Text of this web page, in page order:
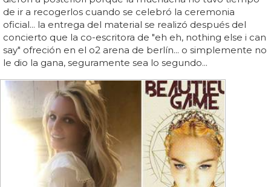
de ir a recogerlos cuando se celebró la ceremonia
oficial... la entrega del material se realizó después del
concierto que la co-escritora de "eh eh, nothing else i can
say" ofreción en el o2 arena de berlín... o simplemente no
le dio la gana, seguramente sea lo segundo...